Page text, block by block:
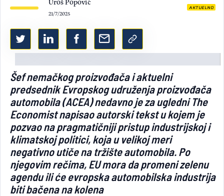
21/7/2025
AKTUELNO
Šef nemačkog proizvođača i aktuelni
predsednik Evropskog udruženja proizvođača
automobila (ACEA) nedavno je za ugledni The
Economist napisao autorski tekst u kojem je
pozvao na pragmatičniji pristup industrijskoj i
klimatskoj politici, koja u velikoj meri
negativno utiče na tržište automobila. Po
njegovim rečima, EU mora da promeni zelenu
agendu ili će evropska automobilska industrija
biti bačena na kolena